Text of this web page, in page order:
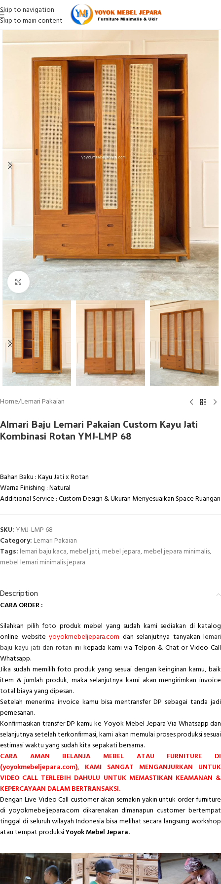
Skip to navigation
Skip to main content
Click to enlarge
Home/Lemari Pakaian
Almari Baju Lemari Pakaian Custom Kayu Jati
Kombinasi Rotan YMJ-LMP 68
Bahan Baku : Kayu Jati x Rotan
Warna Finishing : Natural
Additional Service : Custom Design & Ukuran Menyesuaikan Space Ruangan
SKU: YMJ-LMP 68
Category: Lemari Pakaian
Tags: lemari baju kaca,mebel jati,mebel jepara,mebel jepara minimalis,
mebel lemari minimalis jepara
Description
CARA ORDER :
Silahkan pilih foto produk mebel yang sudah kami sediakan di katalog
online website yoyokmebeljepara.com dan selanjutnya tanyakan lemari
baju kayu jati dan rotan ini kepada kami via Telpon & Chat or Video Call
Whatsapp.
Jika sudah memilih foto produk yang sesuai dengan keinginan kamu, baik
item & jumlah produk, maka selanjutnya kami akan mengirimkan invoice
total biaya yang dipesan.
Setelah menerima invoice kamu bisa mentransfer DP sebagai tanda jadi
pemesanan.
Konfirmasikan transfer DP kamu ke Yoyok Mebel Jepara Via Whatsapp dan
selanjutnya setelah terkonfirmasi, kami akan memulai proses produksi sesuai
estimasi waktu yang sudah kita sepakati bersama.
CARA AMAN BELANJA MEBEL ATAU FURNITURE DI
(yoyokmebeljepara.com), KAMI SANGAT MENGANJURKAN UNTUK
VIDEO CALL TERLEBIH DAHULU UNTUK MEMASTIKAN KEAMANAN &
KEPERCAYAAN DALAM BERTRANSAKSI.
Dengan Live Video Call customer akan semakin yakin untuk order furniture
di yoyokmebeljepara.com dikarenakan dimanapun customer bertempat
tinggal di seluruh wilayah Indonesia bisa melihat secara langsung workshop
atau tempat produksiYoyok Mebel Jepara.